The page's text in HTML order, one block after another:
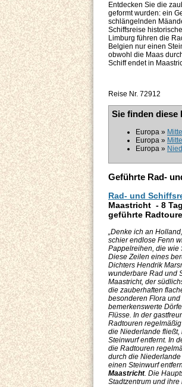
Entdecken Sie die
geformt wurden: ein
schlängelnden
Schiffsreise
Limburg führen die
Belgien nur einen
obwohl die Maas
Schiff endet in
Reise Nr. 72912
Sie finden diese
Europa »
Europa »
Europa »
Geführte Rad-
Rad- und
Maastricht - 8
geführte
„Denke ich an
schier endlose Fenn
Pappelreihen, die wie
Diese Zeilen eines
Dichters Hendrik
wunderbare Rad und
Maastricht, der
die zauberhaften
besonderen Flora
bemerkenswerte
Flüsse. In der
Radtouren
die Niederlande
Steinwurf entfernt. In
die Radtouren
durch die
einen Steinwurf
Maastricht. Die
Stadtzentrum und